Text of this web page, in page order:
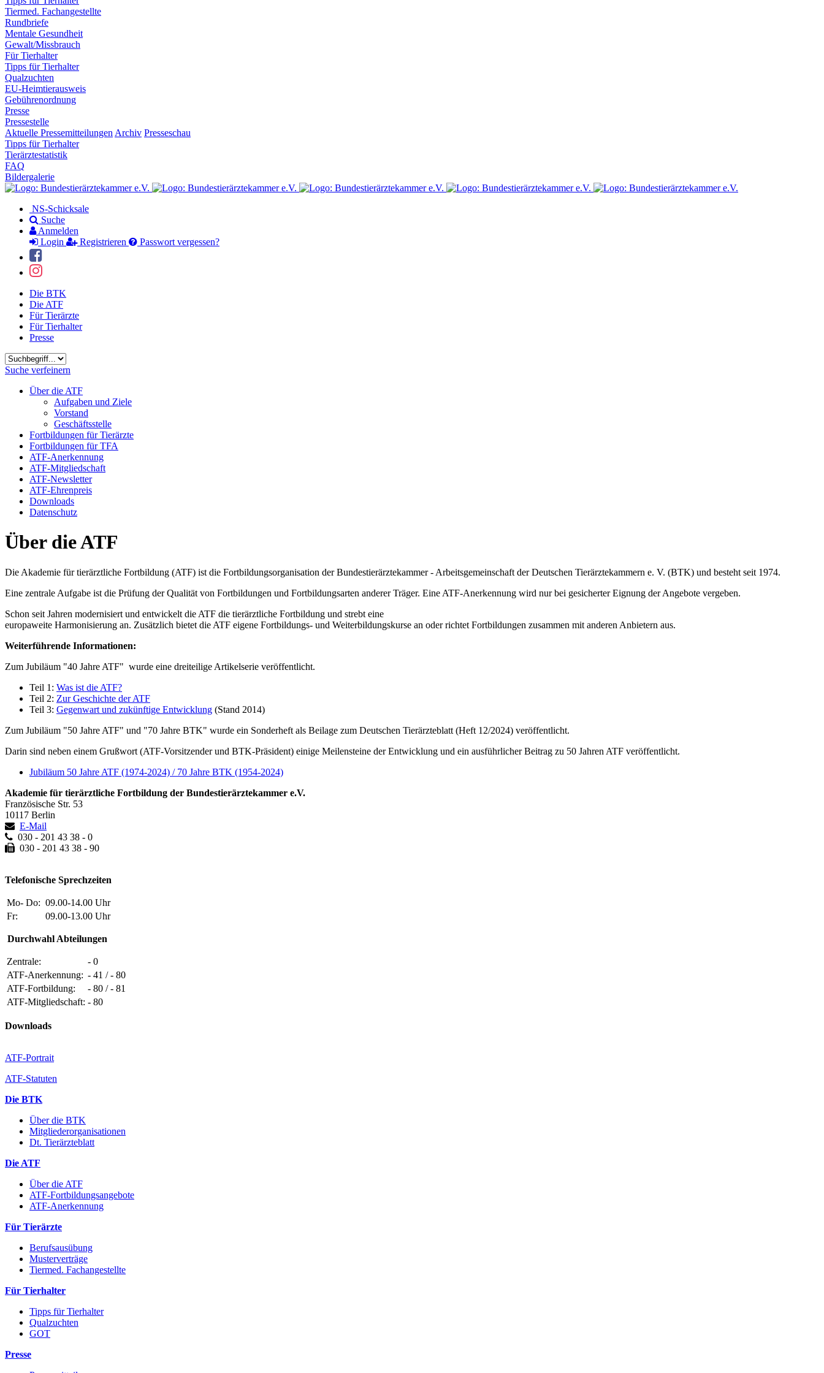
Tiermed. Fachangestellte
Rundbriefe
Mentale Gesundheit
Gewalt/Missbrauch
Für Tierhalter
Tipps für Tierhalter
Qualzuchten
EU-Heimtierausweis
Gebührenordnung
Presse
Pressestelle
Aktuelle Pressemitteilungen Archiv Presseschau
Tipps für Tierhalter
Tierärztestatistik
FAQ
Bildergalerie
NS-Schicksale
Suche
Anmelden
Login
Registrieren Passwort vergessen?
Die BTK
Die ATF
Für Tierärzte
Für Tierhalter
Presse
Suchbegriff
Suche verfeinern
Über die ATF
Aufgaben und Ziele
Vorstand
Geschäftsstelle
Fortbildungen für Tierärzte
Fortbildungen für TFA
ATF-Anerkennung
ATF-Mitgliedschaft
ATF-Newsletter
ATF-Ehrenpreis
Downloads
Datenschutz
Über die ATF
Die Akademie für tierärztliche Fortbildung (ATF) ist die Fortbildungsorganisation der Bundestierärztekammer - Arbeitsgemeinschaft der Deutschen Tierärztekammern e. V. (BTK) und besteht seit 1974.
Eine zentrale Aufgabe ist die Prüfung der Qualität von Fortbildungen und Fortbildungsarten anderer Träger. Eine ATF-Anerkennung wird nur bei gesicherter Eignung der Angebote vergeben.
Schon seit Jahren modernisiert und entwickelt die ATF die tierärztliche Fortbildung und strebt eine
europaweite Harmonisierung an. Zusätzlich bietet die ATF eigene Fortbildungs- und Weiterbildungskurse an oder richtet Fortbildungen zusammen mit anderen Anbietern aus.
Weiterführende Informationen:
Zum Jubiläum "40 Jahre ATF" wurde eine dreiteilige Artikelserie veröffentlicht.
Teil 1: Was ist die ATF?
Teil 2: Zur Geschichte der ATF
Teil 3: Gegenwart und zukünftige Entwicklung (Stand 2014)
Zum Jubiläum "50 Jahre ATF" und "70 Jahre BTK" wurde ein Sonderheft als Beilage zum Deutschen Tierärzteblatt (Heft 12/2024) veröffentlicht.
Darin sind neben einem Grußwort (ATF-Vorsitzender und BTK-Präsident) einige Meilensteine der Entwicklung und ein ausführlicher Beitrag zu 50 Jahren ATF veröffentlicht.
Jubiläum 50 Jahre ATF (1974-2024) / 70 Jahre BTK (1954-2024)
Akademie für tierärztliche Fortbildung der Bundestierärztekammer e.V.
Französische Str. 53
10117 Berlin
E-Mail
030 - 201 43 38 - 0
030 - 201 43 38 - 90
Telefonische Sprechzeiten
Mo- Do: 09.00-14.00 Uhr
Fr:
09.00-13.00 Uhr
Durchwahl Abteilungen
Zentrale:
- 0
ATF-Anerkennung: - 41 / - 80
ATF-Fortbildung:
- 80 / - 81
ATF-Mitgliedschaft: - 80
Downloads
ATF-Portrait
ATF-Statuten
Die BTK
Über die BTK
Mitgliederorganisationen
Dt. Tierärzteblatt
Die ATF
Über die ATF
ATF-Fortbildungsangebote
ATF-Anerkennung
Für Tierärzte
Berufsausübung
Musterverträge
Tiermed. Fachangestellte
Für Tierhalter
Tipps für Tierhalter
Qualzuchten
GOT
Presse